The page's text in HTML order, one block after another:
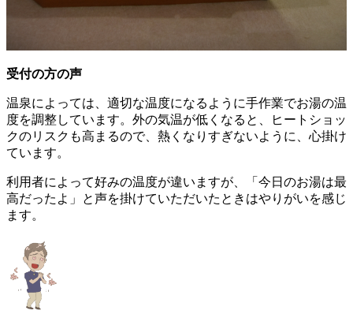
受付の方の声
温泉によっては、適切な温度になるように手作業でお湯の温
度を調整しています。外の気温が低くなると、ヒートショッ
クのリスクも高まるので、熱くなりすぎないように、心掛け
ています。
利用者によって好みの温度が違いますが、「今日のお湯は最
高だったよ」と声を掛けていただいたときはやりがいを感じ
ます。